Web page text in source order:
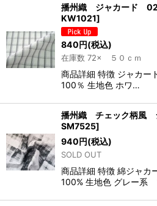
播州織 ジャカード
KW1021]
840円(税込)
在庫数 72× ５０ｃｍ
商品詳細 特徴 ジャカー
100％ 生地色 ホワ…
播州織 チェック柄風
SM7525]
940円(税込)
SOLD OUT
商品詳細 特徴 綿ジャカ
100% 生地色 グレー系